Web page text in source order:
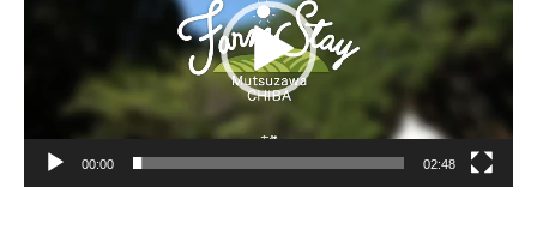
00:00 02:48